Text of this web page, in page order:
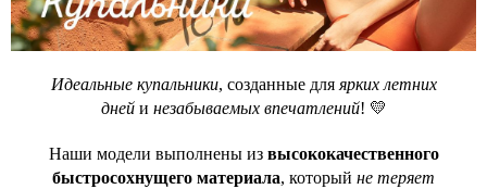
Идеальные купальники, созданные для ярких летних
днейи незабываемых впечатлений! 💛
Наши модели выполнены из высококачественного
быстросохнущего материала, который не теряет